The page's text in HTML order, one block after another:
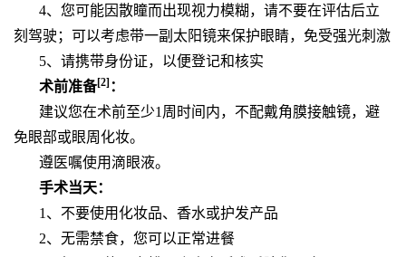
4、 您可能因散瞳而出现视力模糊，请不要在评估后立
刻驾驶；可以考虑带一副太阳镜来保护眼睛，免受强光刺激
5、请携带身份证，以便登记和核实
术前准备[2] ：
建议您在术前至少1周时间内，不配戴角膜接触镜，避
免眼部或眼周化妆。
遵医嘱使用滴眼液。
手术当天：
1、不要使用化妆品、香水或护发产品
2、无需禁食，您可以正常进餐